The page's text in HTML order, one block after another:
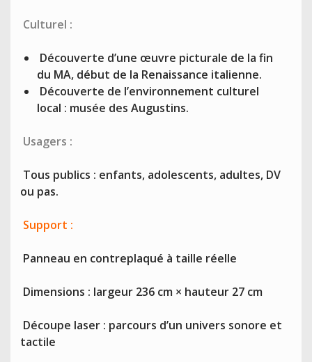
Culturel :
Découverte d’une œuvre picturale de la fin
du MA, début de la Renaissance italienne.
Découverte de l’environnement culturel
local : musée des Augustins.
Usagers :
Tous publics : enfants, adolescents, adultes, DV
ou pas.
Support :
Panneau en contreplaqué à taille réelle
Dimensions : largeur 236 cm × hauteur 27 cm
Découpe laser : parcours d’un univers sonore et
tactile